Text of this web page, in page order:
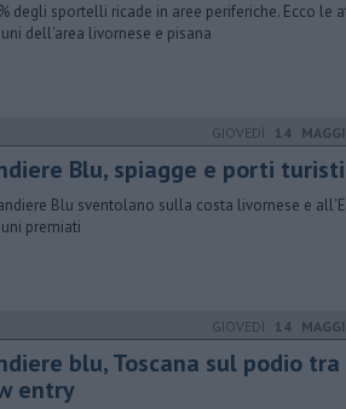
degli sportelli ricade in aree periferiche. Ecco le
dell'area livornese e pisana
GIOVEDÌ 14
Blu, spiagge e porti
Blu sventolano sulla costa livornese e
premiati
GIOVEDÌ 14
blu, Toscana sul podio
entry